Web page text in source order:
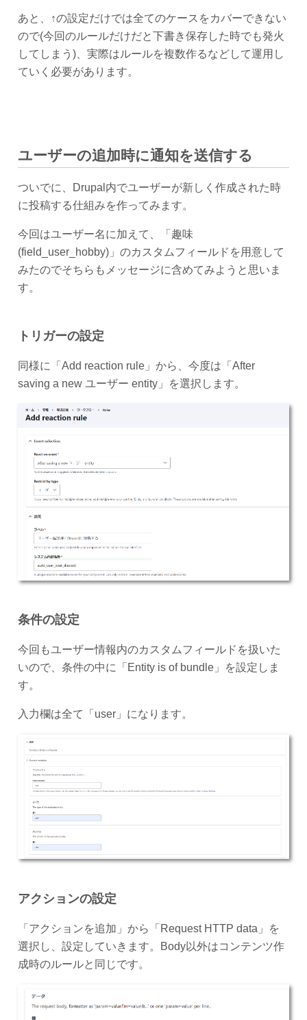
あと、↑の設定だけでは全てのケースをカバーできない
ので(今回のルールだけだと下書き保存した時でも発火
してしまう)、実際はルールを複数作るなどして運用し
ていく必要があります。
ユーザーの追加時に通知を送信する
ついでに、Drupal内でユーザーが新しく作成された時
に投稿する仕組みを作ってみます。
今回はユーザー名に加えて、「趣味
(field_user_hobby)」のカスタムフィールドを用意して
みたのでそちらもメッセージに含めてみようと思いま
す。
トリガーの設定
同様に「Add reaction rule」から、今度は「After
saving a new ユーザー entity」を選択します。
条件の設定
今回もユーザー情報内のカスタムフィールドを扱いた
いので、条件の中に「Entity is of bundle」を設定しま
す。
入力欄は全て「user」になります。
アクションの設定
「アクションを追加」から「Request HTTP data」を
選択し、設定していきます。Body以外はコンテンツ作
成時のルールと同じです。